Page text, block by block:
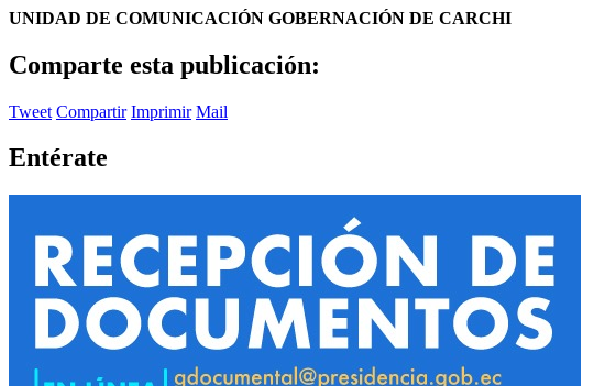
UNIDAD DE COMUNICACIÓN GOBERNACIÓN DE CARCHI
Comparte esta publicación:
Tweet Compartir Imprimir Mail
Entérate